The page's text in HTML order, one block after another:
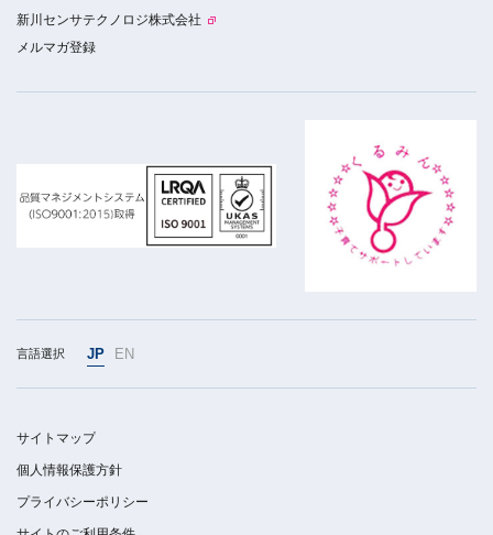
新川センサテクノロジ株式会社
メルマガ登録
言語選択 JP EN
サイトマップ
個人情報保護方針
プライバシーポリシー